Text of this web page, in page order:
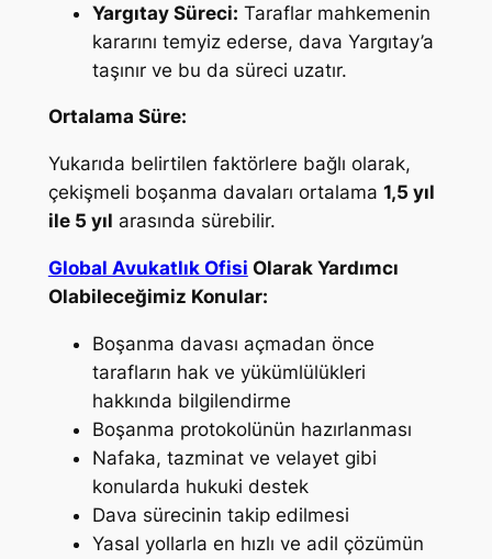
Yargıtay Süreci: Taraflar mahkemenin
kararını temyiz ederse, dava Yargıtay’a
taşınır ve bu da süreci uzatır.
Ortalama Süre:
Yukarıda belirtilen faktörlere bağlı olarak,
çekişmeli boşanma davaları ortalama 1,5 yıl
ile 5 yıl arasında sürebilir.
Global Avukatlık Ofisi Olarak Yardımcı
Olabileceğimiz Konular:
Boşanma davası açmadan önce
tarafların hak ve yükümlülükleri
hakkında bilgilendirme
Boşanma protokolünün hazırlanması
Nafaka, tazminat ve velayet gibi
konularda hukuki destek
Dava sürecinin takip edilmesi
Yasal yollarla en hızlı ve adil çözümün